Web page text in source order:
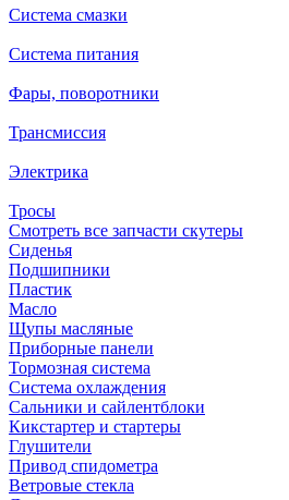
Система смазки
Система питания
Фары, поворотники
Трансмиссия
Электрика
Тросы
Смотреть все запчасти скутеры
Сиденья
Подшипники
Пластик
Масло
Щупы масляные
Приборные панели
Тормозная система
Система охлаждения
Сальники и сайлентблоки
Кикстартер и стартеры
Глушители
Привод спидометра
Ветровые стекла